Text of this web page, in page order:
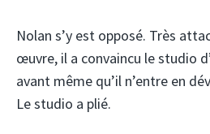
Nolan s’y est opposé. Très
œuvre, il a convaincu le studio
avant même qu’il n’entre en
Le studio a plié.